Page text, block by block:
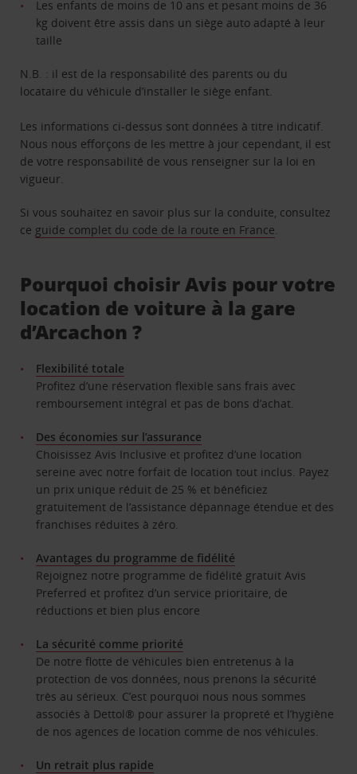
Les enfants de moins de 10 ans et pesant moins de 36
kg doivent être assis dans un siège auto adapté à leur
taille
N.B. : il est de la responsabilité des parents ou du
locataire du véhicule d’installer le siège enfant.
Les informations ci-dessus sont données à titre indicatif.
Nous nous efforçons de les mettre à jour cependant, il est
de votre responsabilité de vous renseigner sur la loi en
vigueur.
Si vous souhaitez en savoir plus sur la conduite, consultez
ce guide complet du code de la route en France.
Pourquoi choisir Avis pour votre
location de voiture à la gare
d’Arcachon ?
Flexibilité totale
Profitez d’une réservation flexible sans frais avec
remboursement intégral et pas de bons d’achat.
Des économies sur l’assurance
Choisissez Avis Inclusive et profitez d’une location
sereine avec notre forfait de location tout inclus. Payez
un prix unique réduit de 25 % et bénéficiez
gratuitement de l’assistance dépannage étendue et des
franchises réduites à zéro.
Avantages du programme de fidélité
Rejoignez notre programme de fidélité gratuit Avis
Preferred et profitez d’un service prioritaire, de
réductions et bien plus encore
La sécurité comme priorité
De notre flotte de véhicules bien entretenus à la
protection de vos données, nous prenons la sécurité
très au sérieux. C’est pourquoi nous nous sommes
associés à Dettol® pour assurer la propreté et l’hygiène
de nos agences de location comme de nos véhicules.
Un retrait plus rapide